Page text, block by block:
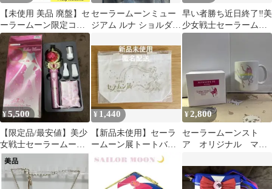
【未使用 美品 廃盤】セ
ーラームーン限定コラ
ボ品 シャイニングムー
ンパウダー
セーラームーンミュー
ジアム ルナ ショルダー
早い者勝ち近日終了‼️美
少女戦士セーラームー
ン ストア オリジナル
¥5,500
【限定品/最安値】美少
女戦士セーラームーン
ネイルシャイナー
¥ 1,440
【新品未使用】セーラ
ームーン展トートバッ
グ
¥2,800
セーラームーンスト
ア オリジナル マ
品